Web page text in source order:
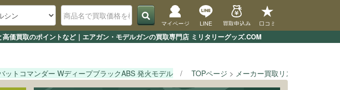
価買取のポイントなど｜エアガン・モデルガンの買取専門店 ミリタリーグッズ.COM
マイページ LINE 買取申込み 口コミ
ットコマンダー WディープブラックABS 発火モデル TOPページ メーカー買取リスト